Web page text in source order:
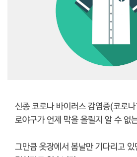
신종 코로나 바이러스 감염증(코로
로야구가 언제 막을 올릴지 알 수 없
그만큼 옷장에서 봄날만 기다리고